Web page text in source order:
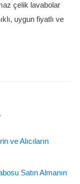
çelik lavabolar
uygun fiyatlı ve
ve Alıcıların
Satın Almanın